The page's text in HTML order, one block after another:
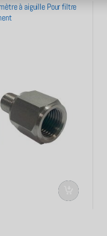
à aiguille Pour filtre